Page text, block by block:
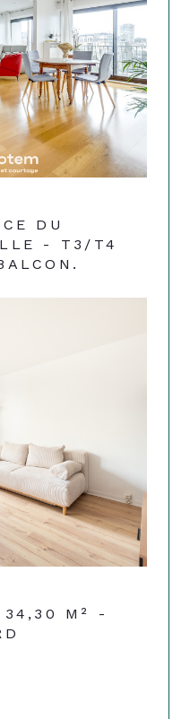
DU
- T3/T4
34,30 M² -